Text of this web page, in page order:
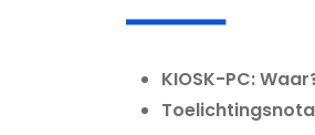
KIOSK-PC:
Toelichtingsnota